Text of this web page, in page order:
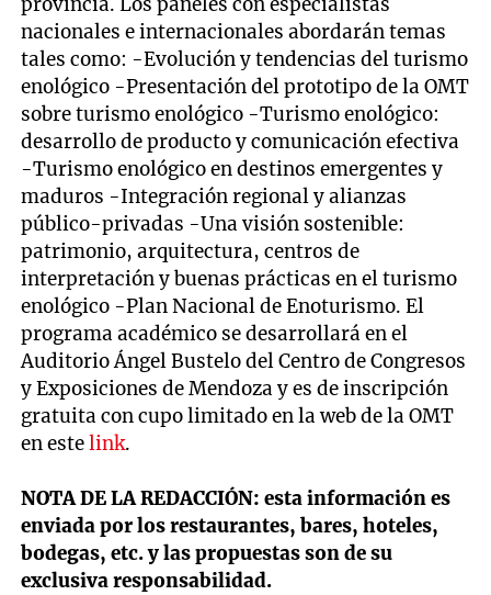
nacionales e internacionales abordarán temas
tales como: -Evolución y tendencias del turismo
enológico -Presentación del prototipo de la OMT
sobre turismo enológico -Turismo enológico:
desarrollo de producto y comunicación efectiva
-Turismo enológico en destinos emergentes y
maduros -Integración regional y alianzas
público-privadas -Una visión sostenible:
patrimonio, arquitectura, centros de
interpretación y buenas prácticas en el turismo
enológico -Plan Nacional de Enoturismo. El
programa académico se desarrollará en el
Auditorio Ángel Bustelo del Centro de Congresos
y Exposiciones de Mendoza y es de inscripción
gratuita con cupo limitado en la web de la OMT
en estelink.
NOTA DE LA REDACCIÓN: esta información es
enviada por los restaurantes, bares, hoteles,
bodegas, etc. y las propuestas son de su
exclusiva responsabilidad.